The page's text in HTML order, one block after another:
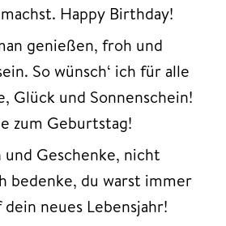
Happy Birthday!
genießen, froh und
So wünsch‘ ich für alle
Glück und Sonnenschein!
zum Geburtstag!
und Geschenke, nicht
bedenke, du warst immer
neues Lebensjahr!